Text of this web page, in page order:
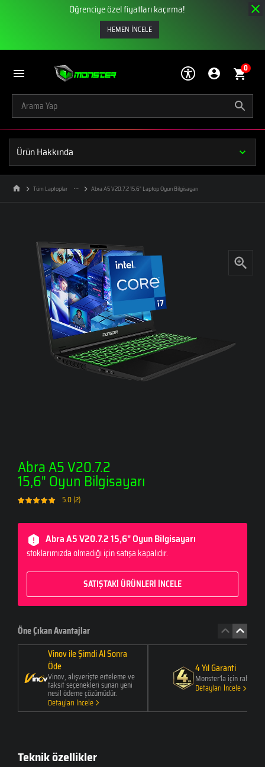
Öğrenciye özel fiyatları kaçırma!
HEMEN İNCELE
0
Ürün Hakkında
Tüm Laptoplar Abra A5 V20.7.2 15,6" Laptop Oyun Bilgisayarı
Abra A5 V20.7.2
15,6" Oyun Bilgisayarı
5.0 (2)
Abra A5 V20.7.2 15,6" Oyun Bilgisayarı
stoklarımızda olmadığı için satışa kapalıdır.
SATIŞTAKİ ÜRÜNLERİ İNCELE
Öne Çıkan Avantajlar
Vinov ile Şimdi Al Sonra
Öde
Vinov, alışverişte erteleme ve
taksit seçenekleri sunan yeni
nesil ödeme çözümüdür.
Detayları İncele
4 Yıl Garanti
Monster’la için rahat
Detayları İncele
Teknik özellikler